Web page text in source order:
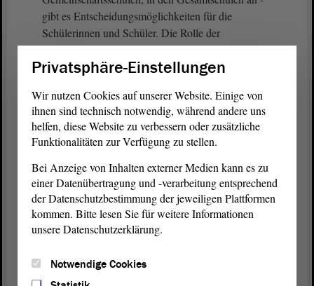
gibt es Entscheidungsmöglichkeiten für die
Schülerinnen und Schüler. Die Rolle der
Gemeinschaftsschulen im Bildungssystem - wir
diskutieren darüber sehr viel, auch im
einmal anzuführen.
Die Wahlmöglichkeiten - das will ich jetzt
erwähnen - für längeres gemeinsames Lernen
bestehen also im Land Sachsen-Anhalt, ebenso die
Option einer frühzeitigen Differenzierung. Beide
Wege sollten, glaube ich, allen offenstehen.
Deshalb lehnen wir die Einrichtung eines
Bürgerbeirates zu diesem Thema ab. Einen solchen
wir genügend andere Gremien; ich habe sie
Privatsphäre-Einstellungen
Wir nutzen Cookies auf unserer Website. Einige von
ihnen sind technisch notwendig, während andere uns
helfen, diese Website zu verbessern oder zusätzliche
Funktionalitäten zur Verfügung zu stellen.
Bei Anzeige von Inhalten externer Medien kann es zu
einer Datenübertragung und -verarbeitung entsprechend
der Datenschutzbestimmung der jeweiligen Plattformen
kommen. Bitte lesen Sie für weitere Informationen
unsere Datenschutzerklärung.
Notwendige Cookies